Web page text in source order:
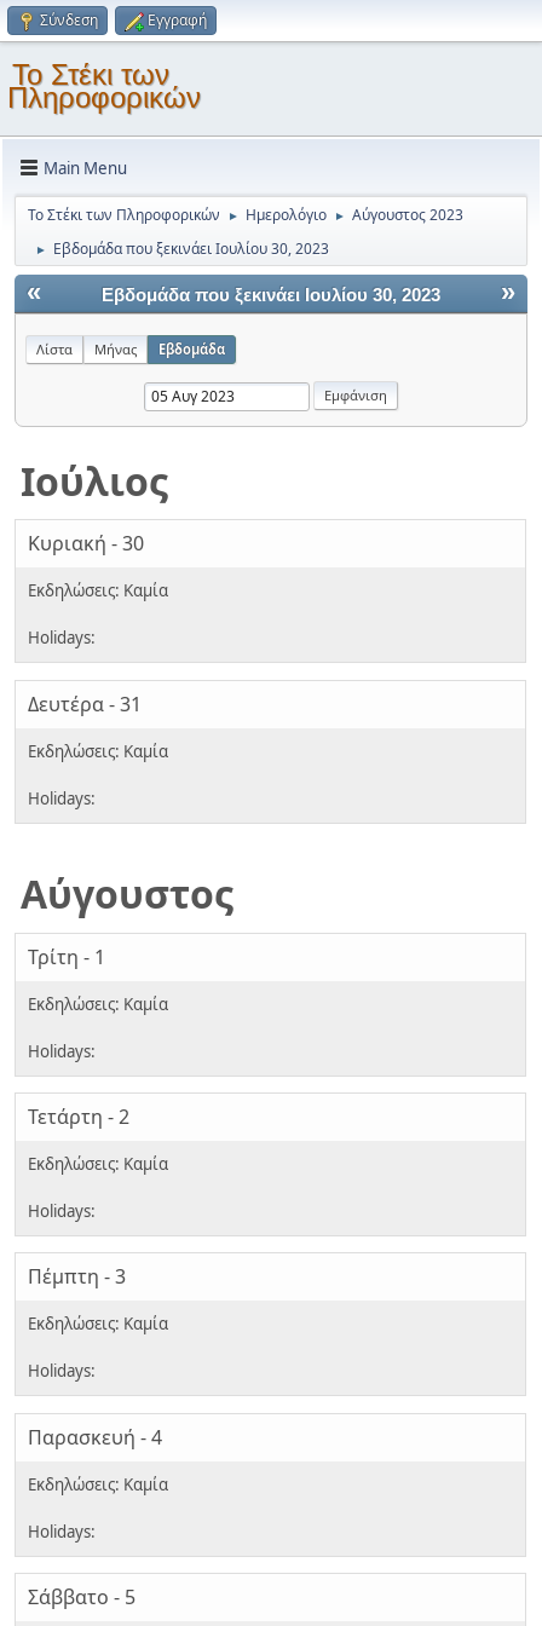
Σύνδεση Εγγραφή
Το Στέκι των
Πληροφορικών
Main Menu
Το Στέκι των Πληροφορικών ► Ημερολόγιο ► Αύγουστος 2023
► Εβδομάδα που ξεκινάει Ιουλίου 30, 2023
« »
Εβδομάδα που ξεκινάει Ιουλίου 30, 2023
Λίστα Μήνας Εβδομάδα
Ιούλιος
Κυριακή - 30
Δευτέρα - 31
Αύγουστος
Τρίτη - 1
Τετάρτη - 2
Πέμπτη - 3
Παρασκευή - 4
Σάββατο - 5